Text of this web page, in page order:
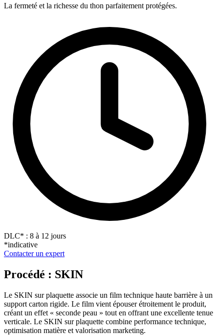
La fermeté et la richesse du thon parfaitement protégées.
DLC* : 8 à 12 jours
*indicative
Contacter un expert
Procédé : SKIN
Le SKIN sur plaquette associe un film technique haute barrière à un
support carton rigide. Le film vient épouser étroitement le produit,
créant un effet « seconde peau » tout en offrant une excellente tenue
verticale. Le SKIN sur plaquette combine performance technique,
optimisation matière et valorisation marketing.